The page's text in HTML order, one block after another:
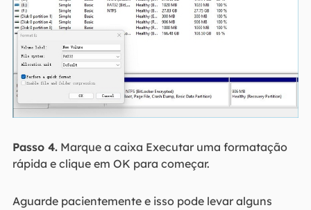
Passo 4.Marque a caixa Executar uma formatação
rápida e clique em OK para começar.
Aguarde pacientemente e isso pode levar alguns